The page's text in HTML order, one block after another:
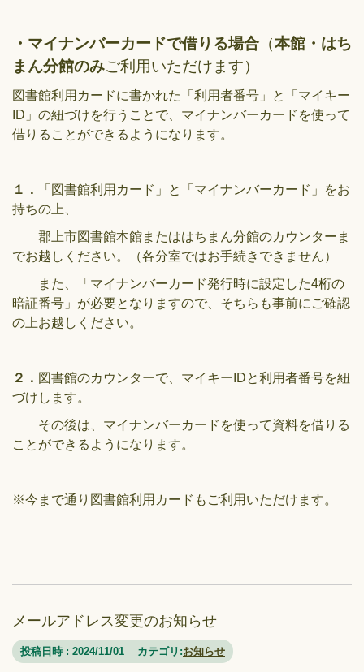
・マイナンバーカードで借りる場合 （本館・はち
まん分館のみご利用いただけます）
図書館利用カードに書かれた「利用者番号」と「マイキー
ID」の紐づけを行うことで、マイナンバーカードを使って
借りることができるようになります。
１．
「図書館利用カード」と「マイナンバーカード」をお
持ちの上、
郡上市図書館本館またははちまん分館のカウンターま
でお越しください。（各分室ではお手続きできません）
また、「マイナンバーカード発行時に設定した4桁の
暗証番号」が必要となりますので、そちらも事前にご確認
の上お越しください。
２． 図書館のカウンターで、マイキーIDと利用者番号を紐
づけします。
その後は、マイナンバーカードを使って資料を借りる
ことができるようになります。
※今まで通り図書館利用カードもご利用いただけます。
メールアドレス変更のお知らせ
投稿日時 : 2024/11/01 カテゴリ:お知らせ